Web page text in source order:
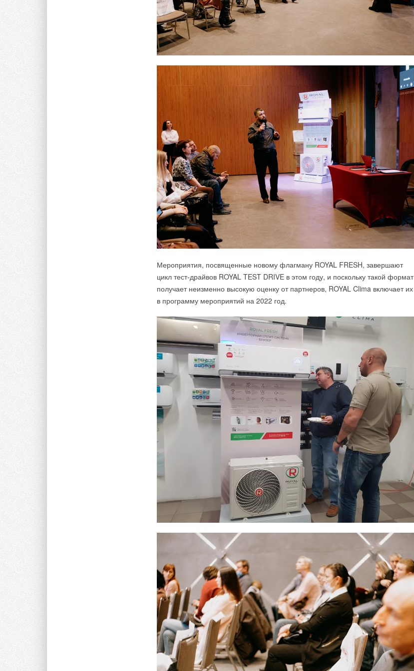
Мероприятия, посвященные новому флагману ROYAL FRESH, завершают
цикл тест-драйвов ROYAL TEST DRIVE в этом году, и поскольку такой формат
получает неизменно высокую оценку от партнеров, ROYAL Clima включает их
в программу мероприятий на 2022 год.
Добавить комментарий